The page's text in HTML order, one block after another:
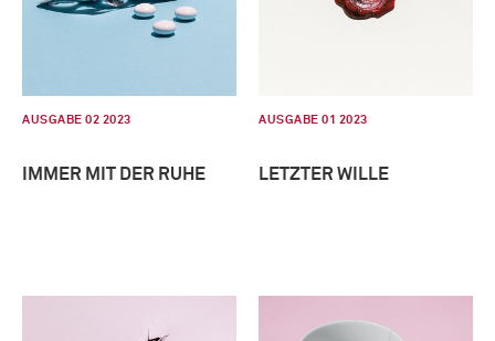
AUSGABE 02 2023
IMMER MIT DER RUHE
AUSGABE 01 2023
LETZTER WILLE